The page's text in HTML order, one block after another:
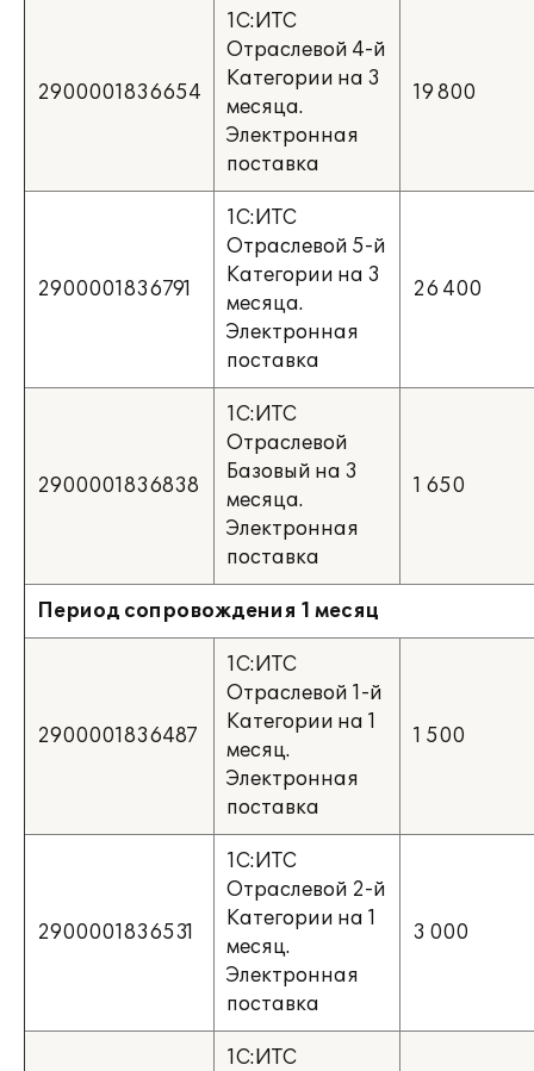
2900001836654
1С:ИТС
Отраслевой 4-й
Категории на 3
месяца.
Электронная
поставка
19 800
2900001836791
1С:ИТС
Отраслевой 5-й
Категории на 3
месяца.
Электронная
поставка
26 400
2900001836838
1С:ИТС
Отраслевой
Базовый на 3
месяца.
Электронная
поставка
1 650
Период сопровождения 1 месяц
2900001836487
1С:ИТС
Отраслевой 1-й
Категории на 1
месяц.
Электронная
поставка
1 500
2900001836531
1С:ИТС
Отраслевой 2-й
Категории на 1
месяц.
Электронная
поставка
3 000
1С:ИТС